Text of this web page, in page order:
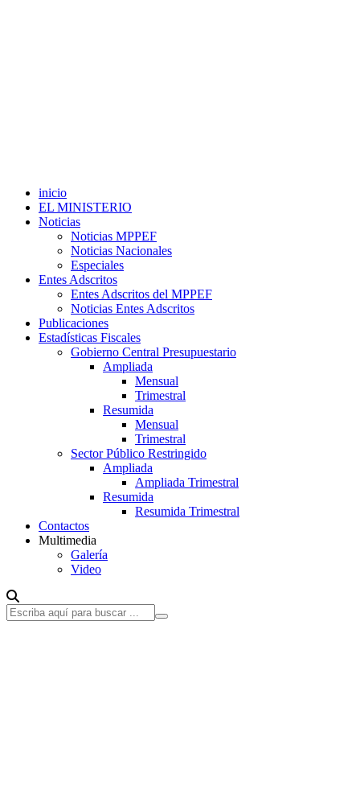
inicio
EL MINISTERIO
Noticias
Noticias MPPEF
Noticias Nacionales
Especiales
Entes Adscritos
Entes Adscritos del MPPEF
Noticias Entes Adscritos
Publicaciones
Estadísticas Fiscales
Gobierno Central Presupuestario
Ampliada
Mensual
Trimestral
Resumida
Mensual
Trimestral
Sector Público Restringido
Ampliada
Ampliada Trimestral
Resumida
Resumida Trimestral
Contactos
Multimedia
Galería
Video